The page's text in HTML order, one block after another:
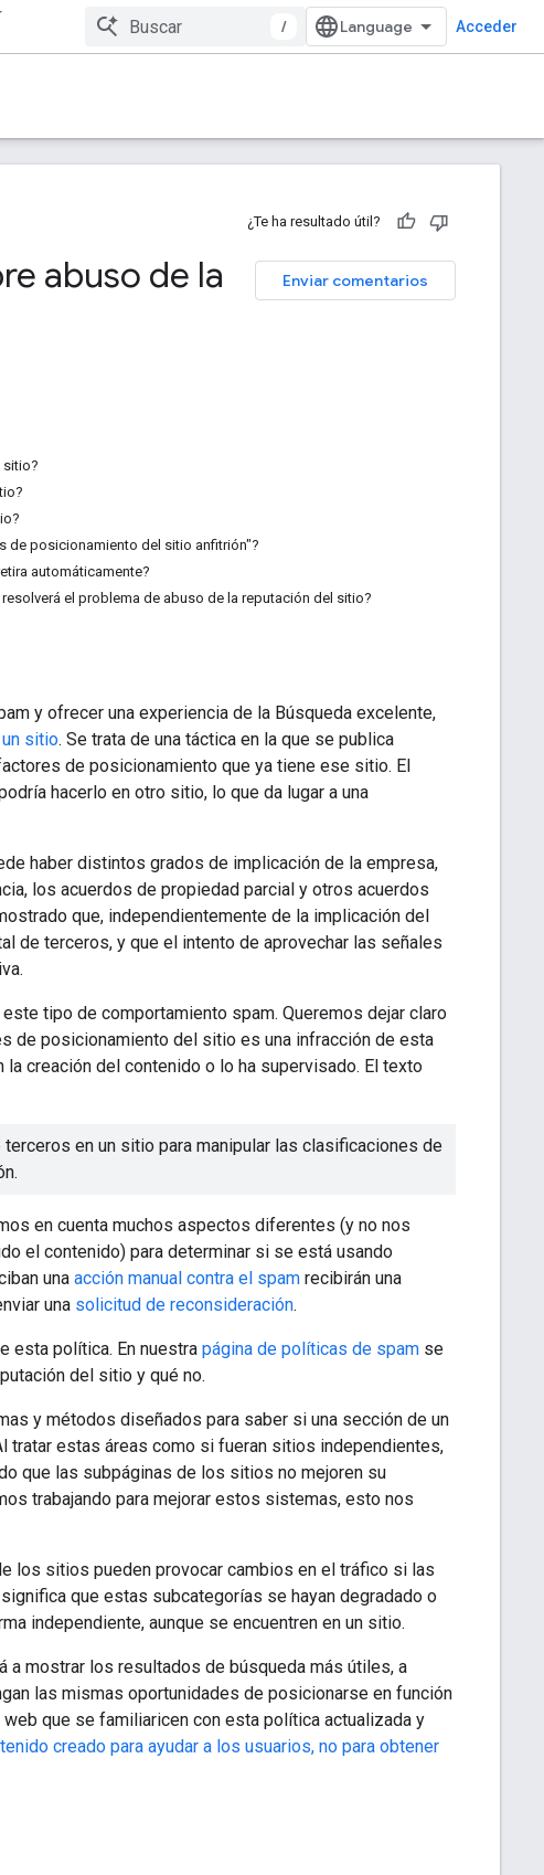
/ Acceder
¿Te ha resultado útil?
Enviar comentarios
abuso de la
sitio?
de posicionamiento del sitio anfitrión"?
automáticamente?
el problema de abuso de la reputación del sitio?
y ofrecer una experiencia de la Búsqueda excelente,
sitio. Se trata de una táctica en la que se publica
de posicionamiento que ya tiene ese sitio. El
hacerlo en otro sitio, lo que da lugar a una
haber distintos grados de implicación de la empresa,
los acuerdos de propiedad parcial y otros acuerdos
que, independientemente de la implicación del
de terceros, y que el intento de aprovechar las señales
tipo de comportamiento spam. Queremos dejar claro
de posicionamiento del sitio es una infracción de esta
creación del contenido o lo ha supervisado. El texto
en un sitio para manipular las clasificaciones de
en cuenta muchos aspectos diferentes (y no nos
el contenido) para determinar si se está usando
una acción manual contra el spam recibirán una
una solicitud de reconsideración.
esta política. En nuestra página de políticas de spam se
del sitio y qué no.
y métodos diseñados para saber si una sección de un
tratar estas áreas como si fueran sitios independientes,
que las subpáginas de los sitios no mejoren su
trabajando para mejorar estos sistemas, esto nos
los sitios pueden provocar cambios en el tráfico si las
que estas subcategorías se hayan degradado o
independiente, aunque se encuentren en un sitio.
a mostrar los resultados de búsqueda más útiles, a
las mismas oportunidades de posicionarse en función
que se familiaricen con esta política actualizada y
creado para ayudar a los usuarios, no para obtener